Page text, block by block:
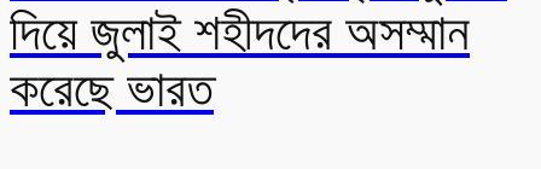
দিয়ে জুলাই শহীদদের অসম্মান
করেছে ভারত